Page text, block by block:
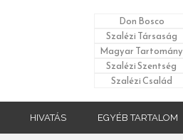
Don Bosco
Szalézi Társaság
Magyar Tartomány
Szalézi Szentség
Szalézi Család
HIVATÁS EGYÉB TARTALOM